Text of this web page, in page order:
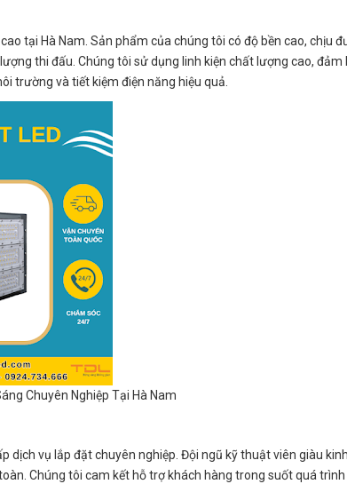
tại Hà Nam. Sản phẩm của chúng tôi có độ bền cao, chịu
thi đấu. Chúng tôi sử dụng linh kiện chất lượng cao, đảm
trường và tiết kiệm điện năng hiệu quả.
Chuyên Nghiệp Tại Hà Nam
dịch vụ lắp đặt chuyên nghiệp. Đội ngũ kỹ thuật viên giàu kinh
Chúng tôi cam kết hỗ trợ khách hàng trong suốt quá